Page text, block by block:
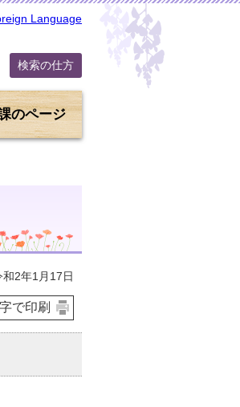
Language
検索の仕方
のページ
2年1月17日
で印刷